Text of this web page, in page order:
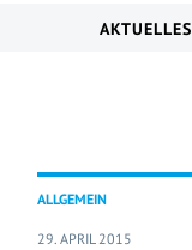
AKTUELLES
ALLGEMEIN
29. APRIL 2015